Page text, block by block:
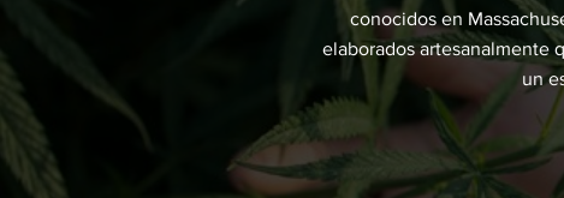
conocidos en
elaborados artesanalmente
un